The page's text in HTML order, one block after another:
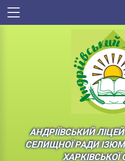
АНДРІЇВСЬКИЙ
СЕЛИЩНОЇ РАДИ
ХАРКІВСЬКОЇ